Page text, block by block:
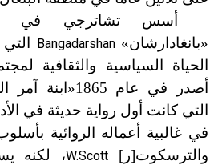
«بانغادارشان»Bangadarshan
الحياة السياسية والثقافية
أصدر في عام 1865
«ابنة آمر
التي كانت أول رواية حديثة في
في غالبية أعماله الروائية
والترسكوت[ر ]
W.Scott، لكنه